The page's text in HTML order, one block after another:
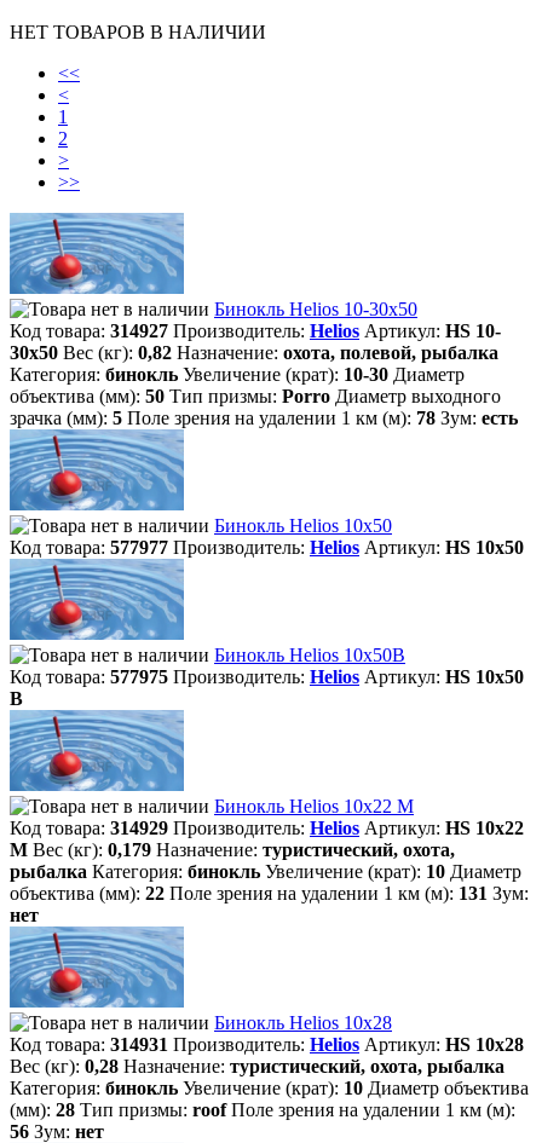
НЕТ ТОВАРОВ В НАЛИЧИИ
<<
<
1
2
>
>>
Бинокль Helios 10-30х50
Код товара: 314927 Производитель: Helios Артикул: HS 10-
30х50 Вес (кг): 0,82 Назначение: охота, полевой, рыбалка
Категория: бинокль Увеличение (крат): 10-30 Диаметр
объектива (мм): 50 Тип призмы: Porro Диаметр выходного
зрачка (мм): 5 Поле зрения на удалении 1 км (м): 78 Зум: есть
Бинокль Helios 10x50
Код товара: 577977 Производитель: Helios Артикул: HS 10х50
Бинокль Helios 10x50B
Код товара: 577975 Производитель: Helios Артикул: HS 10х50
B
Бинокль Helios 10х22 М
Код товара: 314929 Производитель: Helios Артикул: HS 10х22
M Вес (кг): 0,179 Назначение: туристический, охота,
рыбалка Категория: бинокль Увеличение (крат): 10 Диаметр
объектива (мм): 22 Поле зрения на удалении 1 км (м): 131 Зум:
нет
Бинокль Helios 10х28
Код товара: 314931 Производитель: Helios Артикул: HS 10х28
Вес (кг): 0,28 Назначение: туристический, охота, рыбалка
Категория: бинокль Увеличение (крат): 10 Диаметр объектива
(мм): 28 Тип призмы: roof Поле зрения на удалении 1 км (м):
56 Зум: нет